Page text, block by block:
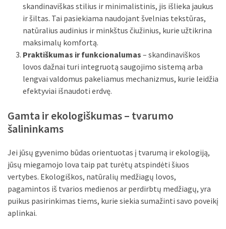
skandinaviškas stilius ir minimalistinis, jis išlieka jaukus
ir šiltas. Tai pasiekiama naudojant švelnias tekstūras,
natūralius audinius ir minkštus čiužinius, kurie užtikrina
maksimalų komfortą.
Praktiškumas ir funkcionalumas – skandinaviškos
lovos dažnai turi integruotą saugojimo sistemą arba
lengvai valdomus pakeliamus mechanizmus, kurie leidžia
efektyviai išnaudoti erdvę.
Gamta ir ekologiškumas – tvarumo
šalininkams
Jei jūsų gyvenimo būdas orientuotas į tvarumą ir ekologiją,
jūsų miegamojo lova taip pat turėtų atspindėti šiuos
vertybes. Ekologiškos, natūralių medžiagų lovos,
pagamintos iš tvarios medienos ar perdirbtų medžiagų, yra
puikus pasirinkimas tiems, kurie siekia sumažinti savo poveikį
aplinkai.